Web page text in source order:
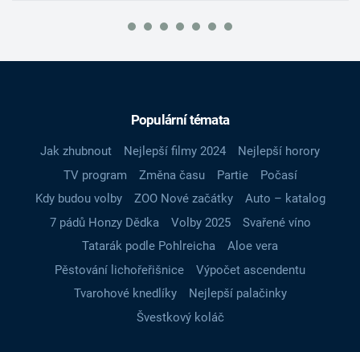
Populární témata
Jak zhubnout Nejlepší filmy 2024
Nejlepší horory
TV program
Změna času Partie
Počasí
Kdy budou volby
ZOO Nové začátky
Auto – katalog
7 pádů Honzy Dědka
Volby 2025
Svařené víno
Tatarák podle Pohlreicha
Aloe vera
Pěstování lichořeřišnice
Výpočet ascendentu
Tvarohové knedlíky
Nejlepší palačinky
Švestkový koláč